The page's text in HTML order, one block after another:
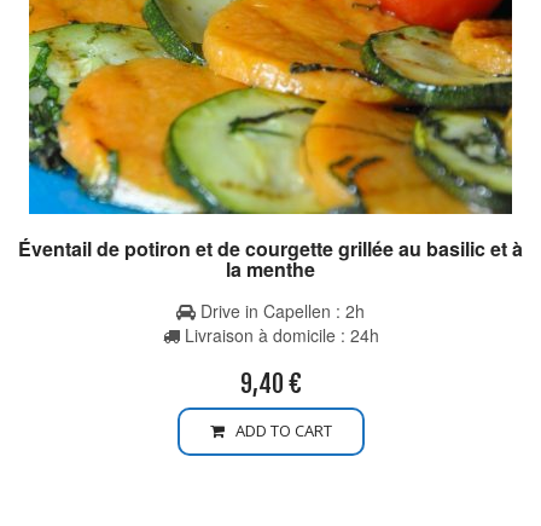
Éventail de potiron et de courgette grillée au basilic et à
la menthe
Drive in Capellen : 2h
Livraison à domicile : 24h
9,40 €
ADD TO CART